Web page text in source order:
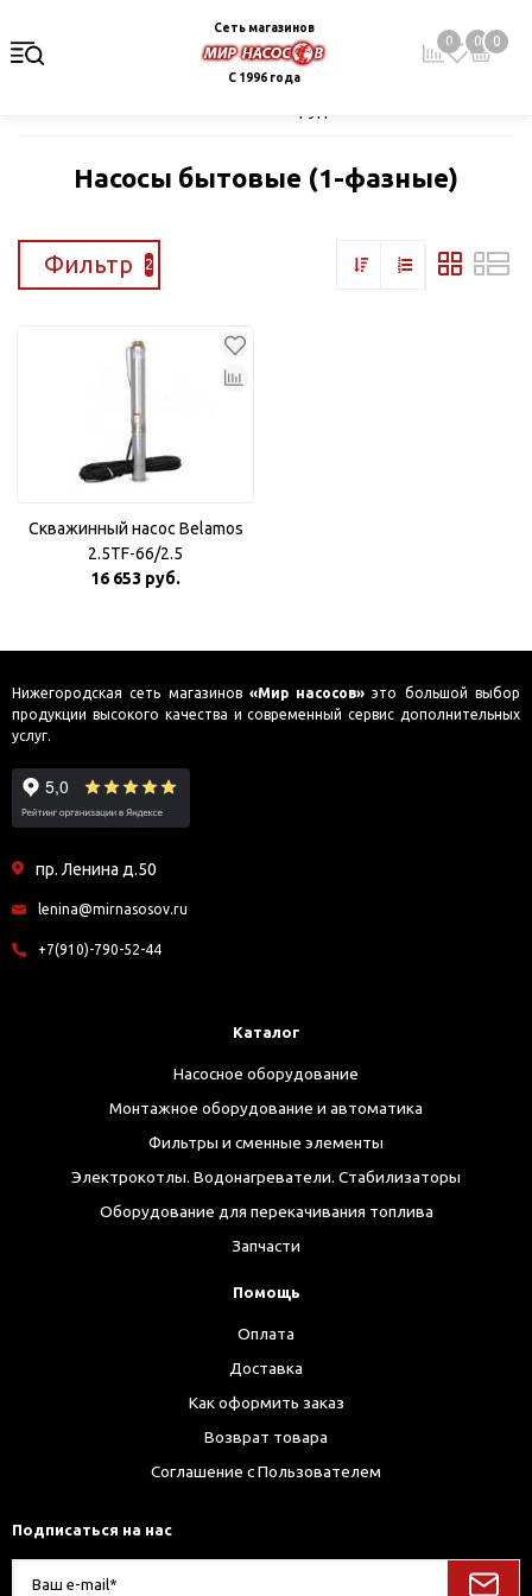
Сеть магазинов
С 1996 года
0 0 0
Насосы бытовые (1-фазные)
Фильтр 2
Скважинный насос Belamos
2.5TF-66/2.5
16 653 руб.
Нижегородская сеть магазинов «Мир насосов» это большой выбор
продукции высокого качества и современный сервис дополнительных
услуг.
пр. Ленина д.50
lenina@mirnasosov.ru
+7(910)-790-52-44
Каталог
Насосное оборудование
Монтажное оборудование и автоматика
Фильтры и сменные элементы
Электрокотлы. Водонагреватели. Стабилизаторы
Оборудование для перекачивания топлива
Запчасти
Помощь
Оплата
Доставка
Как оформить заказ
Возврат товара
Соглашение с Пользователем
Подписаться на нас